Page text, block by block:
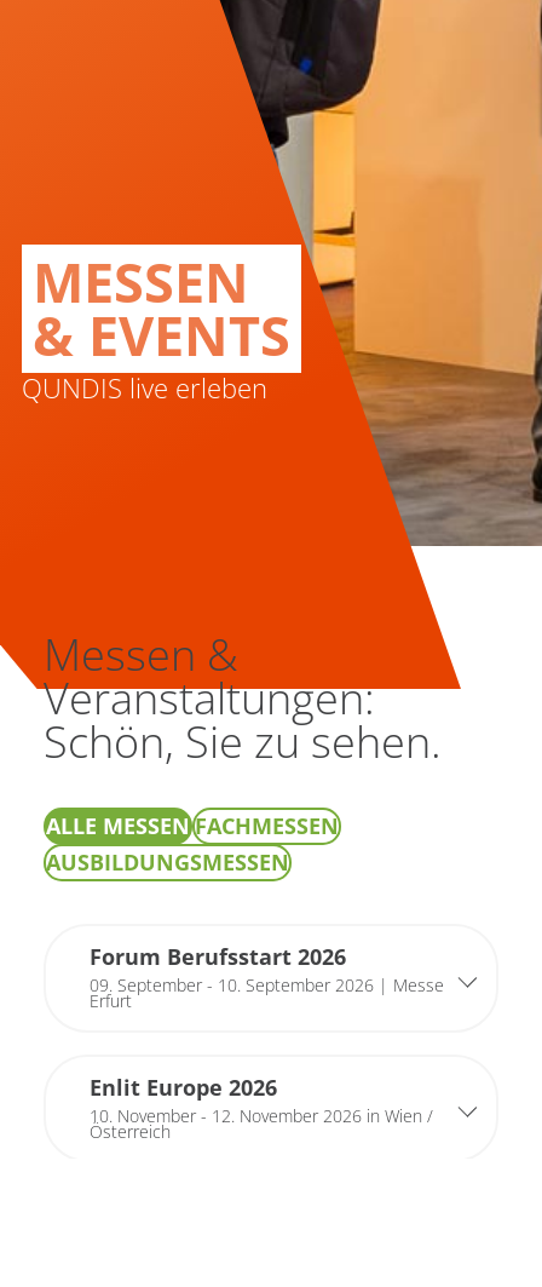
MESSEN
& EVENTS
QUNDIS live erleben
Messen &
Veranstaltungen:
Schön, Sie zu sehen.
ALLE MESSENFACHMESSEN
AUSBILDUNGSMESSEN
Forum Berufsstart 2026
09. September - 10. September 2026 | Messe
Erfurt
Enlit Europe 2026
10. November - 12. November 2026 in Wien /
Österreich